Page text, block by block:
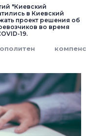
"Киевский
в Киевский
проект решения об
во время
19.